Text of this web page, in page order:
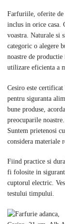
Farfuriile, oferite de
inclus in orice casa.
voastra. Naturale si
categoric o alegere
noastre de
utilizare eficienta a
Cesiro este
pentru siguranta
bune produse,
preocuparile noastre.
Suntem prietenosi
considera materiale
Fiind practice si
fi folosite in
cuptorul electric.
testului timpului.